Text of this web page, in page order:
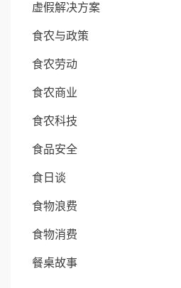
虚假解决方案
食农与政策
食农劳动
食农商业
食农科技
食品安全
食日谈
食物浪费
食物消费
餐桌故事